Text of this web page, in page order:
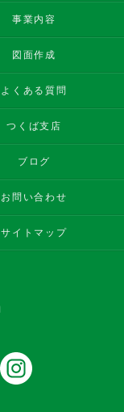
事業内容
図面作成
よくある質問
つくば支店
ブログ
お問い合わせ
サイトマップ